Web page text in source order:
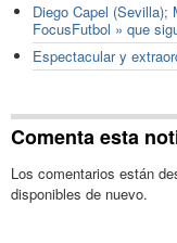
Diego Capel (Sevilla);
FocusFutbol » que
Espectacular y
Comenta esta
Los comentarios están
disponibles de nuevo.